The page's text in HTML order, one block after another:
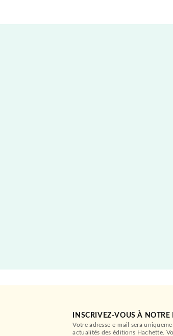
INSCRIVEZ-VOUS À NOTRE
Votre adresse e-mail sera
actualités des éditions Hachette.